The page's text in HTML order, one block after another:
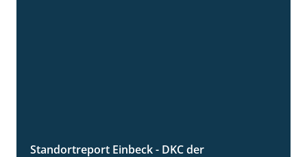
Standortreport Einbeck - DKC der